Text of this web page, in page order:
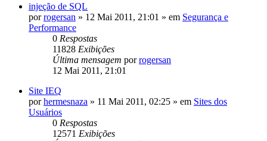
injeção de SQL
porrogersan » 12 Mai 2011, 21:01 » em Segurança e
Performance
0 Respostas
11828 Exibições
Última mensagem porrogersan
12 Mai 2011, 21:01
Site IEQ
porhermesnaza » 11 Mai 2011, 02:25 » em Sites dos
Usuários
0 Respostas
12571 Exibições